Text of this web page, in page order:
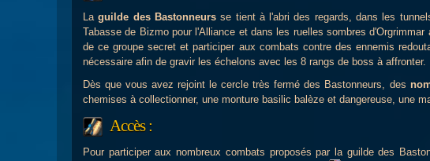
Laguilde des Bastonneursse tient à l'abri des regards, dans les
Tabasse de Bizmo pour l'Alliance et dans les ruelles sombres
de ce groupe secret et participer aux combats contre des ennemis
nécessaire afin de gravir les échelons avec les 8 rangs de boss à affronter.
Dès que vous avez rejoint le cercle très fermé des Bastonneurs, des
chemises à collectionner, une monture basilic balèze et dangereuse, une
Accès :
Pour participer aux nombreux combats proposés par la guilde des